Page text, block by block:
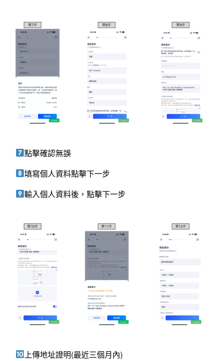
點擊確認無誤
填寫個人資料點擊下一步
輸入個人資料後，點擊下一步
上傳地址證明(最近三個月內)